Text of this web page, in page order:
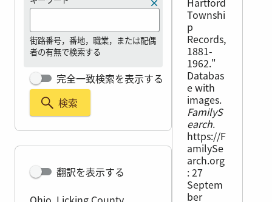
街路番号，番地，職業，または配偶
者の有無で検索する
完全一致検索を表示する
検索
翻訳を表示する
Townshi
p
Records,
1881-
1962."
Databas
e with
images.
FamilyS
earch.
https://F
amilySe
arch.org
: 27
Septem
ber